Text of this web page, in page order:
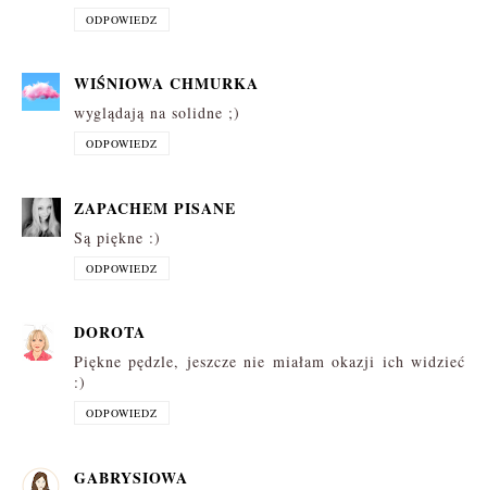
ODPOWIEDZ
WIŚNIOWA CHMURKA
wyglądają na solidne ;)
ODPOWIEDZ
ZAPACHEM PISANE
Są piękne :)
ODPOWIEDZ
DOROTA
Piękne pędzle, jeszcze nie miałam okazji ich widzieć
:)
ODPOWIEDZ
GABRYSIOWA